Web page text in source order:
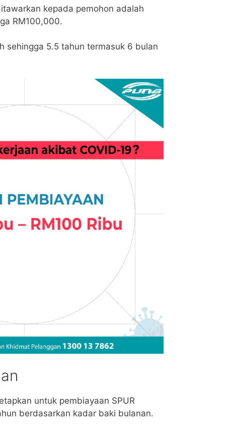
kepada pemohon adalah
RM100,000.
sehingga 5.5 tahun termasuk 6 bulan
untuk pembiayaan SPUR
berdasarkan kadar baki bulanan.